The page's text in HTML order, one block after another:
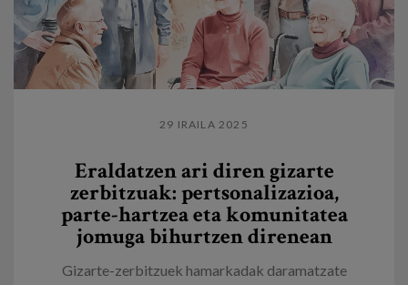
29 IRAILA 2025
Eraldatzen ari diren gizarte
zerbitzuak: pertsonalizazioa,
parte-hartzea eta komunitatea
jomuga bihurtzen direnean
Gizarte-zerbitzuek hamarkadak daramatzate